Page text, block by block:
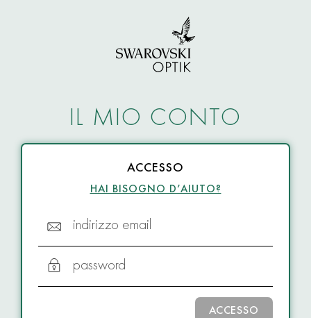
IL MIO CONTO
ACCESSO
HAI BISOGNO D’AIUTO?
indirizzo email
password
ACCESSO